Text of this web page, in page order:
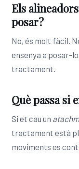
Els
posar?
No, és molt fàcil.
ensenya a posar-
tractament.
Què passa si
Si et cau un
tractament està
moviments es